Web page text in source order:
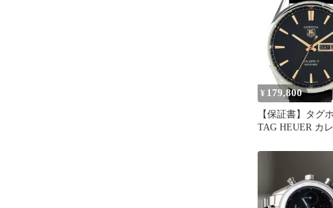
バー16 クロノグ
時計 メンズ 自動
101863834
¥ 179,800
【保証書】タグ
TAG HEUER カレ
計 SS レザー 自